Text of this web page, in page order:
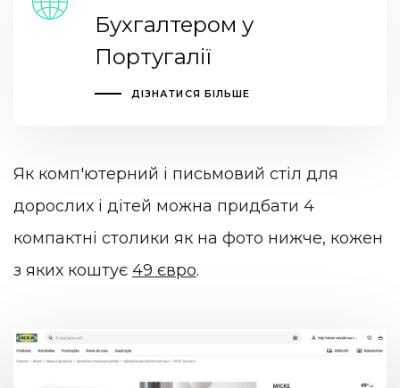
Бухгалтером у
Португалії
ДІЗНАТИСЯ БІЛЬШЕ
Як комп'ютерний і письмовий стіл для
дорослих і дітей можна придбати 4
компактні столики як на фото нижче, кожен
з яких коштує 49 євро.